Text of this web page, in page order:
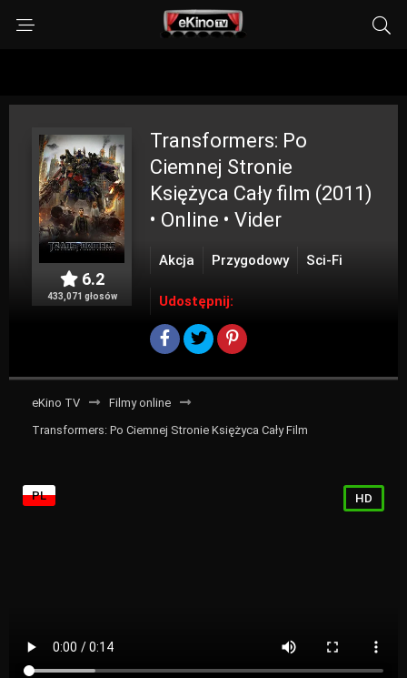
6.2
433,071 głosów
Transformers: Po
Ciemnej Stronie
Księżyca Cały film (2011)
• Online • Vider
Akcja Przygodowy Sci-Fi
Udostępnij:
eKino TV
Filmy online
Transformers: Po Ciemnej Stronie Księżyca Cały Film
PL HD